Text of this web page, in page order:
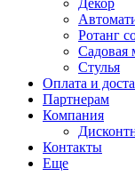
Декор
Ротанг
Садовая
Стулья
Оплата и
Партнерам
Компания
Контакты
Еще